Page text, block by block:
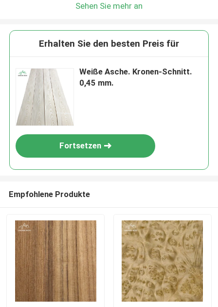
Sehen Sie mehr an
Erhalten Sie den besten Preis für
Weiße Asche. Kronen-Schnitt.
0,45 mm.
Fortsetzen
Empfohlene Produkte